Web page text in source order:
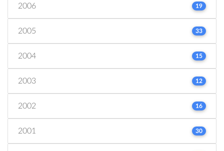
2006 19
2005 33
2004 15
2003 12
2002 16
2001 30